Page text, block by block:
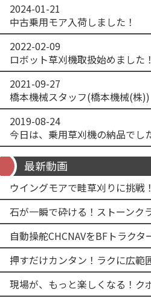
2024-01-21
中古乗用モア入荷しました！
2022-02-09
ロボット草刈機取扱始めました！
2021-09-27
橋本機械スタッフ(橋本機械(株))
2019-08-24
最新動画